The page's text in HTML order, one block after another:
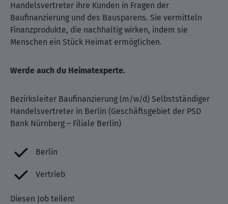
Handelsvertreter ihre Kunden in Fragen der
Baufinanzierung und des Bausparens. Sie vermitteln
Finanzprodukte, die nachhaltig wirken, indem sie
Menschen ein Stück Heimat ermöglichen.
Werde auch du Heimatexperte.
Bezirksleiter Baufinanzierung (m/w/d) Selbstständiger
Handelsvertreter in Berlin (Geschäftsgebiet der PSD
Bank Nürnberg – Filiale Berlin)
Berlin
Vertrieb
Diesen Job teilen!